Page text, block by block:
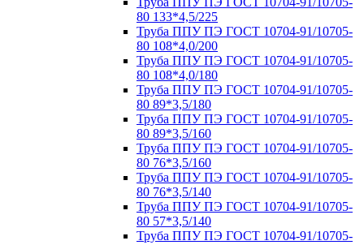
80 133*4,5/225
Труба ППУ ПЭ ГОСТ 10704-91/10705-
80 108*4,0/200
Труба ППУ ПЭ ГОСТ 10704-91/10705-
80 108*4,0/180
Труба ППУ ПЭ ГОСТ 10704-91/10705-
80 89*3,5/180
Труба ППУ ПЭ ГОСТ 10704-91/10705-
80 89*3,5/160
Труба ППУ ПЭ ГОСТ 10704-91/10705-
80 76*3,5/160
Труба ППУ ПЭ ГОСТ 10704-91/10705-
80 76*3,5/140
Труба ППУ ПЭ ГОСТ 10704-91/10705-
80 57*3,5/140
Труба ППУ ПЭ ГОСТ 10704-91/10705-